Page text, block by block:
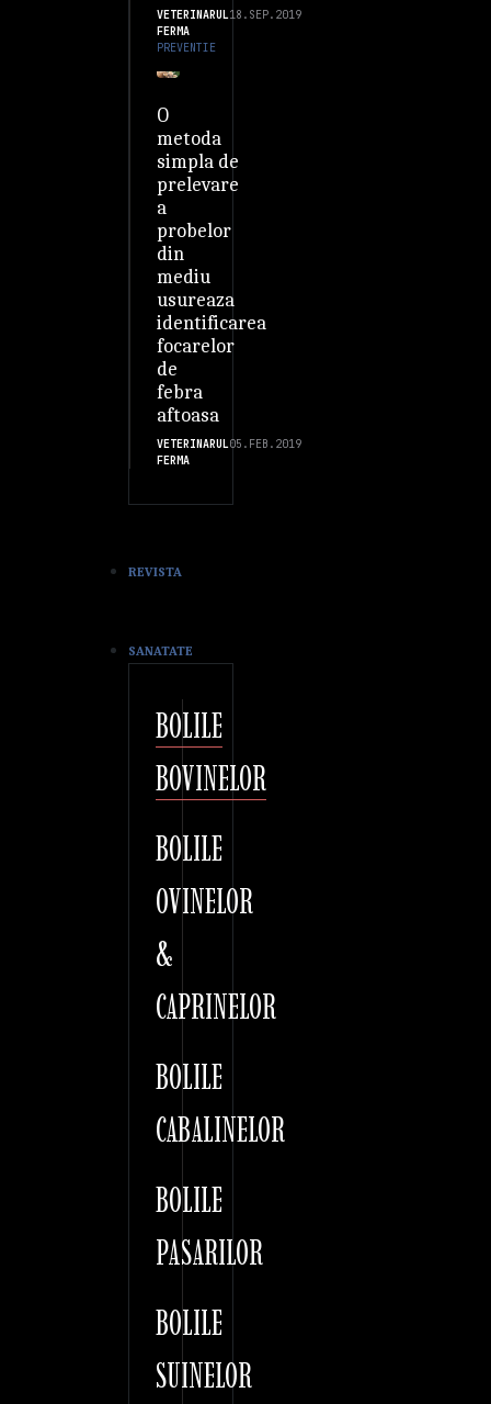
VETERINARUL
FERMA
18.SEP.2019
PREVENTIE
O
metoda
simpla de
prelevare
a
probelor
din
mediu
usureaza
identificarea
focarelor
de
febra
aftoasa
VETERINARUL
FERMA
05.FEB.2019
REVISTA
SANATATE
BOLILE
BOVINELOR
BOLILE
OVINELOR
&
CAPRINELOR
BOLILE
CABALINELOR
BOLILE
PASARILOR
BOLILE
SUINELOR